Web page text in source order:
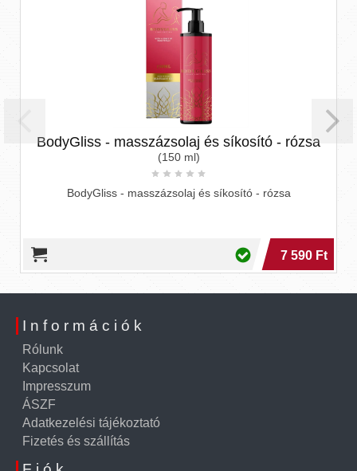
BodyGliss - masszázsolaj és síkosító - rózsa
(150 ml)
BodyGliss - masszázsolaj és síkosító - rózsa
7 590 Ft
Információk
Rólunk
Kapcsolat
Impresszum
ÁSZF
Adatkezelési tájékoztató
Fizetés és szállítás